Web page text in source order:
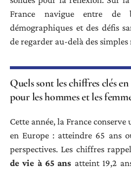
France navigue entre de
démographiques et des défis
de regarder au-delà des
Quels sont les chiffres clés
pour les hommes et les
Cette année, la France
en Europe : atteindre 65 ans
perspectives. Les chiffres
de vie à 65 ans atteint 19,2